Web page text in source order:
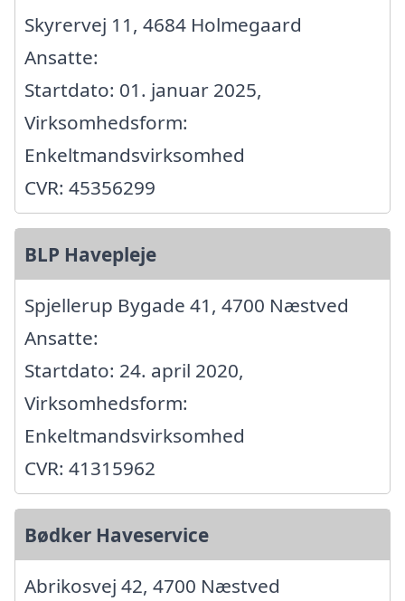
Skyrervej 11, 4684 Holmegaard
Ansatte:
Startdato: 01. januar 2025,
Virksomhedsform:
Enkeltmandsvirksomhed
CVR: 45356299
BLP Havepleje
Spjellerup Bygade 41, 4700 Næstved
Ansatte:
Startdato: 24. april 2020,
Virksomhedsform:
Enkeltmandsvirksomhed
CVR: 41315962
Bødker Haveservice
Abrikosvej 42, 4700 Næstved